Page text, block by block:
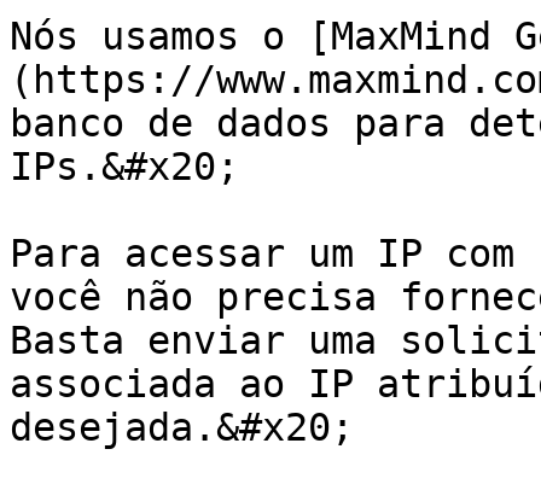
Nós usamos o [MaxMind
(https://
banco de dados para
IPs.&#x20;
Para acessar um IP
você não precisa
Basta enviar uma
associada ao IP
desejada.&#x20;